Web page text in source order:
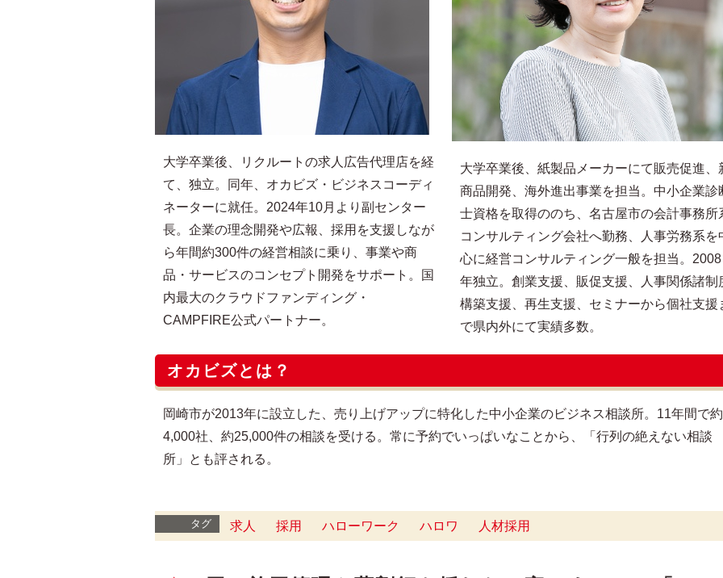
大学卒業後、リクルートの求人広告代理店を経
て、独立。同年、オカビズ・ビジネスコーディ
ネーターに就任。2024年10月より副センター
長。企業の理念開発や広報、採用を支援しなが
ら年間約300件の経営相談に乗り、事業や商
品・サービスのコンセプト開発をサポート。国
内最大のクラウドファンディング・
CAMPFIRE公式パートナー。
大学卒業後、紙製品メーカーにて販売促進、
商品開発、海外進出事業を担当。中小企業診
士資格を取得ののち、名古屋市の会計事務所
コンサルティング会社へ勤務、人事労務系を
心に経営コンサルティング一般を担当。2008
年独立。創業支援、販促支援、人事関係諸制
構築支援、再生支援、セミナーから個社支援
で県内外にて実績多数。
オカビズとは？
岡崎市が2013年に設立した、売り上げアップに特化した中小企業のビジネス相談所。11年間で約
4,000社、約25,000件の相談を受ける。常に予約でいっぱいなことから、「行列の絶えない相談
所」とも評される。
タグ 求人 採用 ハローワーク ハロワ 人材採用